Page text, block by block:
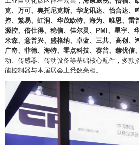
克、万可、奥托尼克斯、华龙讯达、怡合达、
控、繁易、虹润、华茂欧特、海为、唯恩、雷
源控、倍仕得、稳信、佳尔灵、PMI、星宇、
米森、意普兴、盛格纳、卓蓝、三共、高创、
广奇、菲德、海特、零点科技、赛普、赫优信
动、传感器、传动设备等基础核心配件，多款
能控制器与本届展会上悉数亮相。